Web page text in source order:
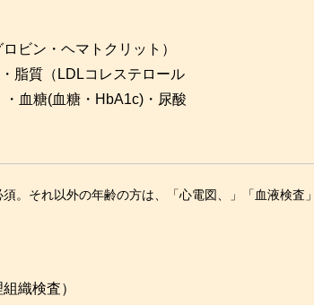
ビン・ヘマトクリット）
脂質（LDLコレステロール
血糖(血糖・HbA1c)・尿酸
それ以外の年齢の方は、「心電図、」「血液検査
織検査）